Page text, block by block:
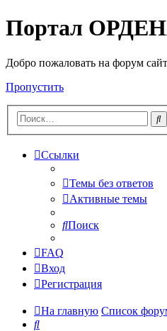
Портал
Добро пожаловать на форум
Пропустить
Ссылки
Темы без ответов
Активные темы
Поиск
FAQ
Вход
Регистрация
На главную Список
Поиск